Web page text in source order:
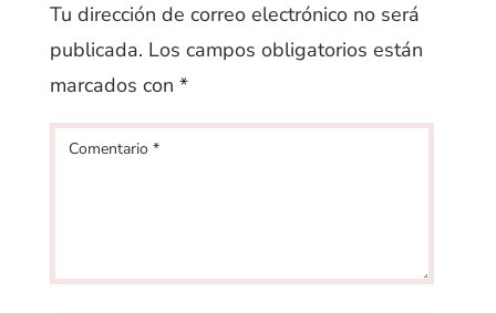
Tu dirección de correo electrónico no será
publicada. Los campos obligatorios están
marcados con *